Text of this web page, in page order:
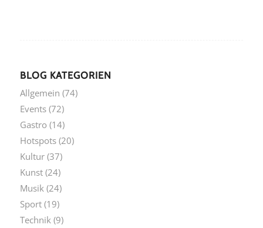
BLOG KATEGORIEN
Allgemein (74)
Events(72)
Gastro (14)
Hotspots(20)
Kultur(37)
Kunst(24)
Musik (24)
Sport(19)
Technik (9)